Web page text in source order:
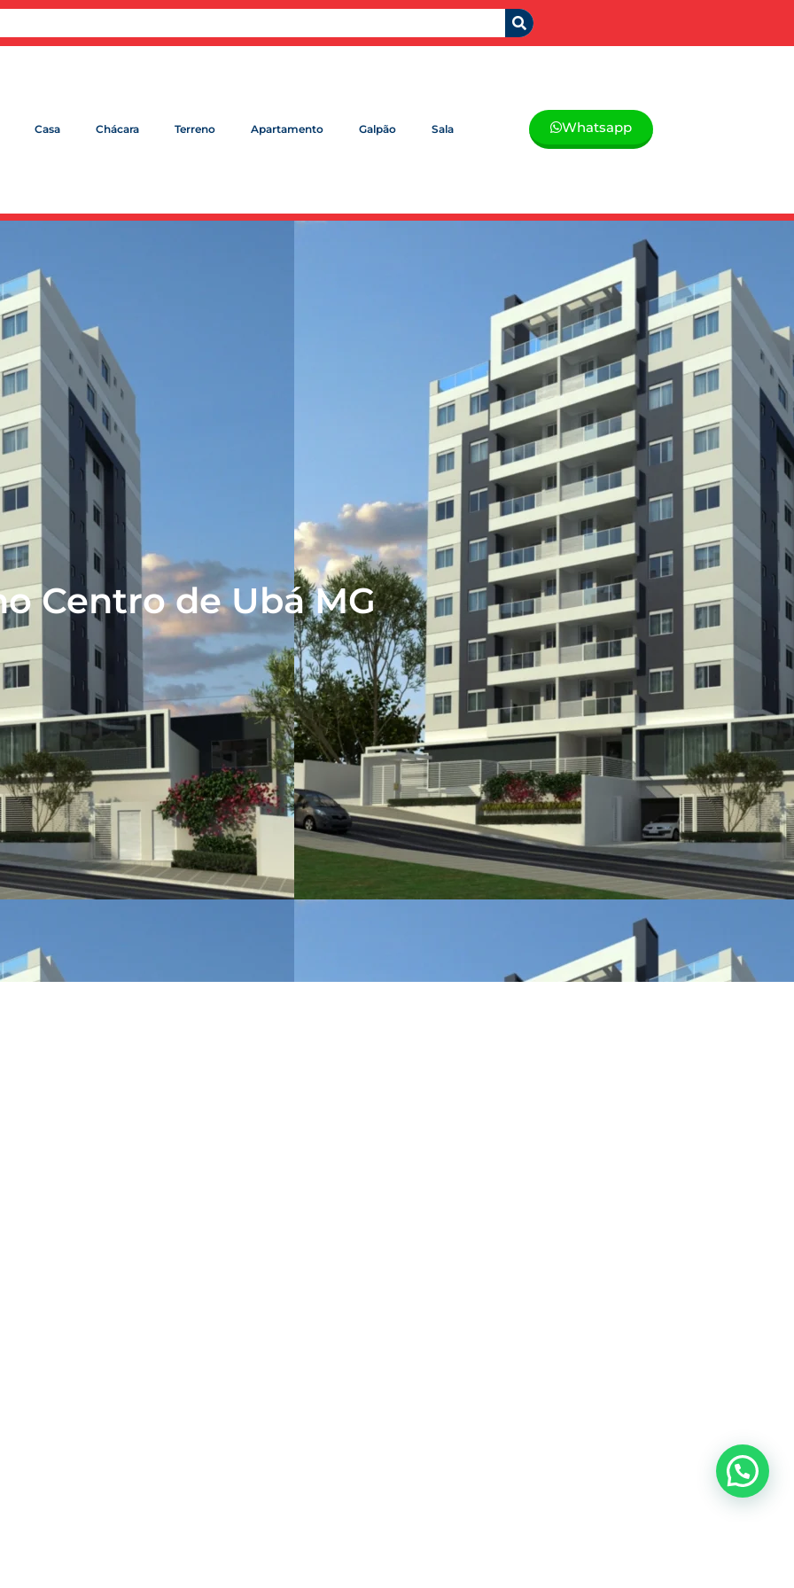
Casa Chácara Terreno Apartamento Galpão Sala Whatsapp
Centro de Ubá MG